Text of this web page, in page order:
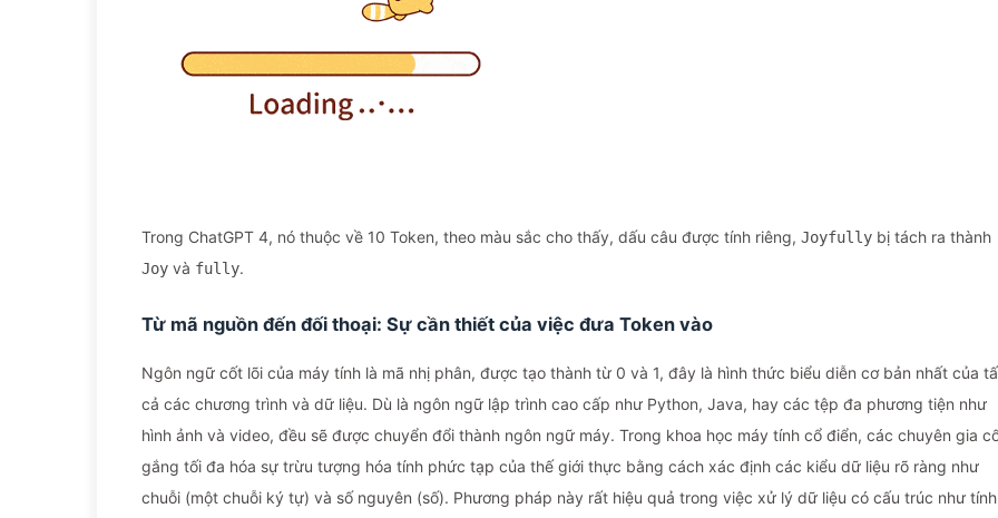
Trong ChatGPT 4, nó thuộc về 10 Token, theo màu sắc cho thấy, dấu câu được tính riêng, Joyfully bị tách ra thành
Joy và fully.
Từ mã nguồn đến đối thoại: Sự cần thiết của việc đưa Token vào
Ngôn ngữ cốt lõi của máy tính là mã nhị phân, được tạo thành từ 0 và 1, đây là hình thức biểu diễn cơ bản nhất của
cả các chương trình và dữ liệu. Dù là ngôn ngữ lập trình cao cấp như Python, Java, hay các tệp đa phương tiện như
hình ảnh và video, đều sẽ được chuyển đổi thành ngôn ngữ máy. Trong khoa học máy tính cổ điển, các chuyên gia
gắng tối đa hóa sự trừu tượng hóa tính phức tạp của thế giới thực bằng cách xác định các kiểu dữ liệu rõ ràng như
chuỗi (một chuỗi ký tự) và số nguyên (số). Phương pháp này rất hiệu quả trong việc xử lý dữ liệu có cấu trúc như tính